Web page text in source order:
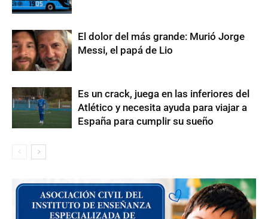
El dolor del más grande: Murió Jorge
Messi, el papá de Lio
Es un crack, juega en las inferiores del
Atlético y necesita ayuda para viajar a
España para cumplir su sueño